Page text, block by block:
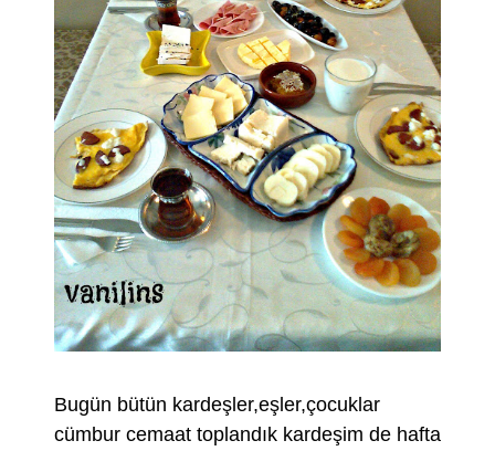
Bugün bütün kardeşler,eşler,çocuklar
cümbur cemaat toplandık kardeşim de hafta